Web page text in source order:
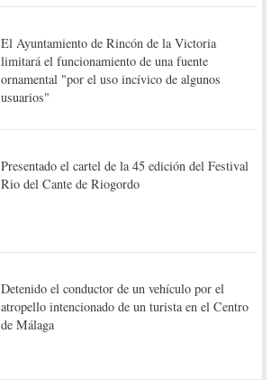
El Ayuntamiento de Rincón de la Victoria
limitará el funcionamiento de una fuente
ornamental "por el uso incívico de algunos
usuarios"
Presentado el cartel de la 45 edición del Festival
Rio del Cante de Riogordo
Detenido el conductor de un vehículo por el
atropello intencionado de un turista en el Centro
de Málaga